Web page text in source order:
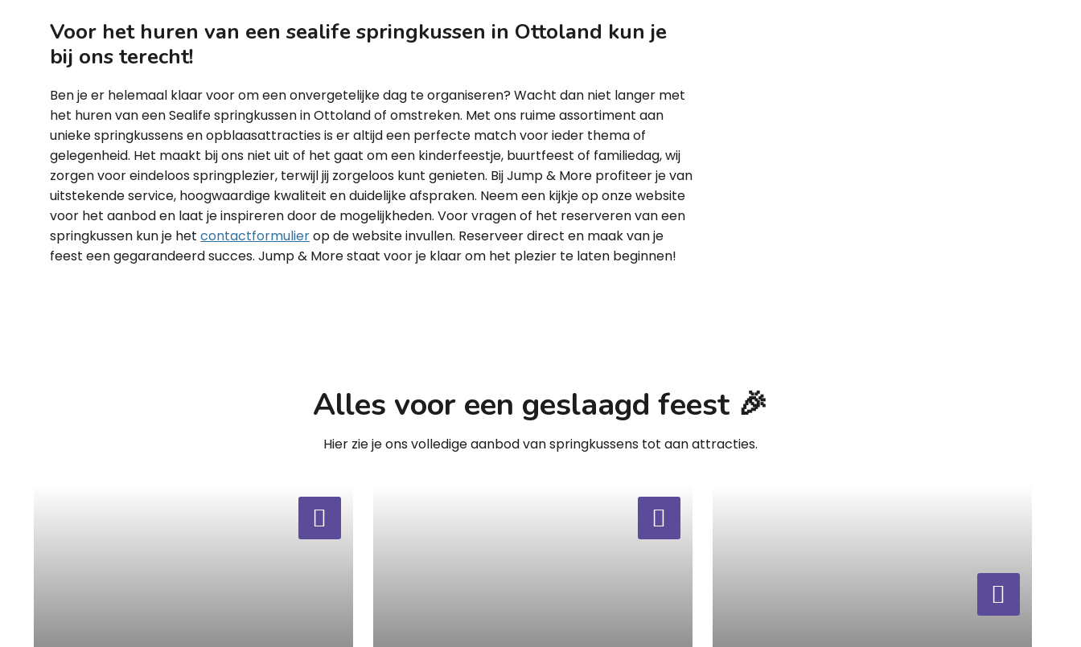
Voor het huren van een sealife springkussen in Ottoland kun je
bij ons terecht!
Ben je er helemaal klaar voor om een onvergetelijke dag te organiseren? Wacht dan niet langer met
het huren van een Sealife springkussen in Ottoland of omstreken. Met ons ruime assortiment aan
unieke springkussens en opblaasattracties is er altijd een perfecte match voor ieder thema of
gelegenheid. Het maakt bij ons niet uit of het gaat om een kinderfeestje, buurtfeest of familiedag, wij
zorgen voor eindeloos springplezier, terwijl jij zorgeloos kunt genieten. Bij Jump & More profiteer je van
uitstekende service, hoogwaardige kwaliteit en duidelijke afspraken. Neem een kijkje op onze website
voor het aanbod en laat je inspireren door de mogelijkheden. Voor vragen of het reserveren van een
springkussen kun je het contactformulierop de website invullen. Reserveer direct en maak van je
feest een gegarandeerd succes. Jump & More staat voor je klaar om het plezier te laten beginnen!
Alles voor een geslaagd feest 🎉
Hier zie je ons volledige aanbod van springkussens tot aan attracties.